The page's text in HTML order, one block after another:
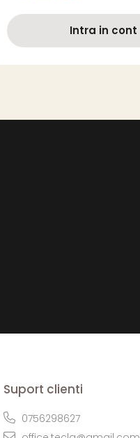
Intra in cont
Suport clienti
0756298627